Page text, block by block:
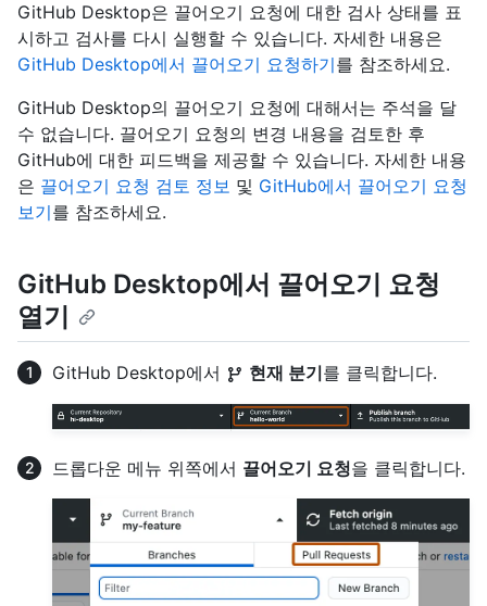
GitHub Desktop은 끌어오기 요청에 대한 검사 상태를 표
시하고 검사를 다시 실행할 수 있습니다. 자세한 내용은
GitHub Desktop에서 끌어오기 요청하기를 참조하세요.
GitHub Desktop의 끌어오기 요청에 대해서는 주석을 달
수 없습니다. 끌어오기 요청의 변경 내용을 검토한 후
GitHub에 대한 피드백을 제공할 수 있습니다. 자세한 내용
은 끌어오기 요청 검토 정보 및 GitHub에서 끌어오기 요청
보기를 참조하세요.
GitHub Desktop에서 끌어오기 요청
열기
GitHub Desktop에서 현재 분기를 클릭합니다.
드롭다운 메뉴 위쪽에서 끌어오기 요청을 클릭합니다.